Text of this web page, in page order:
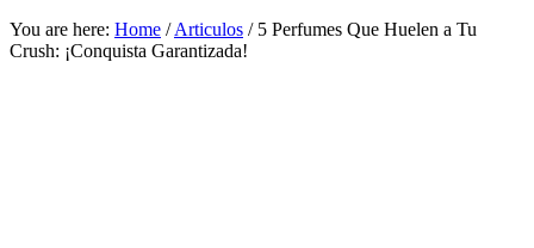
You are here: Home / Articulos /5 Perfumes Que Huelen a Tu
Crush: ¡Conquista Garantizada!